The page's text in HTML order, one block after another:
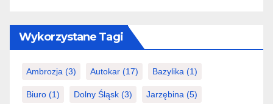
Wykorzystane Tagi
Ambrozja (3) Autokar (17) Bazylika (1)
Biuro (1) Dolny Śląsk (3) Jarzębina (5)